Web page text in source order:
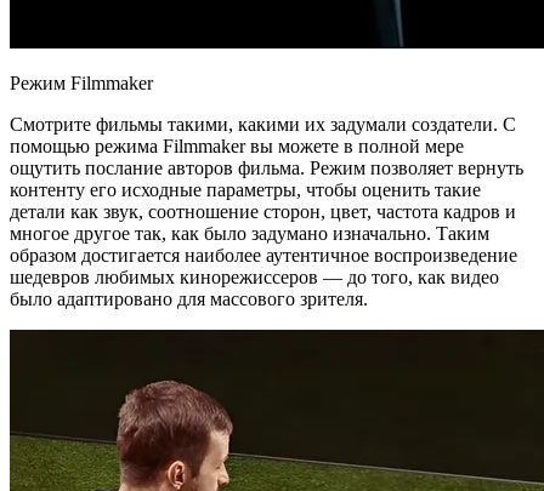
Режим Filmmaker
Смотрите фильмы такими, какими их задумали создатели. С
помощью режима Filmmaker вы можете в полной мере
ощутить послание авторов фильма. Режим позволяет вернуть
контенту его исходные параметры, чтобы оценить такие
детали как звук, соотношение сторон, цвет, частота кадров и
многое другое так, как было задумано изначально. Таким
образом достигается наиболее аутентичное воспроизведение
шедевров любимых кинорежиссеров — до того, как видео
было адаптировано для массового зрителя.